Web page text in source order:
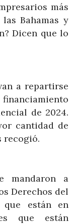
más
Bahamas y
Dicen que lo
a repartirse
de 2024.
cantidad de
recogió.
mandaron a
Derechos del
que están en
que están